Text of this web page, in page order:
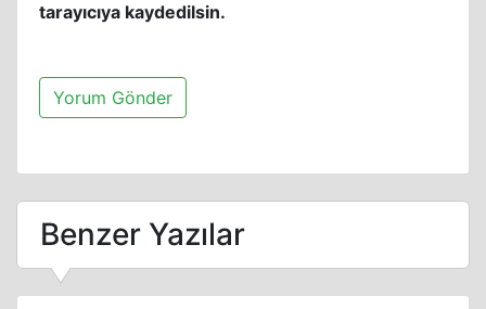
tarayıcıya kaydedilsin.
Benzer Yazılar